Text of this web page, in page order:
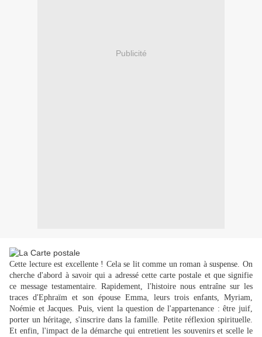
Publicité
Cette lecture est excellente ! Cela se lit comme un roman à suspense. On
cherche d'abord à savoir qui a adressé cette carte postale et que signifie
ce message testamentaire. Rapidement, l'histoire nous entraîne sur les
traces d'Ephraïm et son épouse Emma, leurs trois enfants, Myriam,
Noémie et Jacques. Puis, vient la question de l'appartenance : être juif,
porter un héritage, s'inscrire dans la famille. Petite réflexion spirituelle.
Et enfin, l'impact de la démarche qui entretient les souvenirs et scelle le